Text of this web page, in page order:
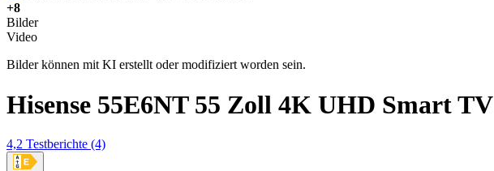
+8
Bilder
Video
Bilder können mit KI erstellt oder modifiziert worden sein.
Hisense 55E6NT 55 Zoll 4K UHD Smart TV
4,2 Testberichte (4)